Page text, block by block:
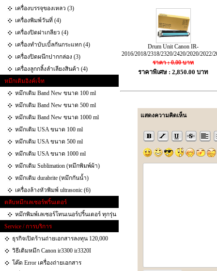
เครื่องบรรจุของเหลว (3)
เครื่องพิมพ์วันที่ (4)
เครื่องปิดฝาเกลียว (4)
เครื่องทำบับเบิ้ลกันกระแทก‎ (4)
เครื่องปิดผนึกปากกล่อง (3)
เครื่องลูกกลิ้งลำเลียงสินค้า (4)
หมึกเติมอิงค์เจ็ท
หมึกเติม Band New ขนาด 100 ml
หมึกเติม Band New ขนาด 500 ml
หมึกเติม Band New ขนาด 1000 ml
หมึกเติม USA ขนาด 100 ml
หมึกเติม USA ขนาด 500 ml
หมึกเติม USA ขนาด 1000 ml
หมึกเติม Sublimation (หมึกพิมพ์ผ้า)
หมึกเติม durabrite (หมึกกันน้ำ)
เครื่องล้างหัวพิมพ์ ultrasonic (6)
ตลับหมึกเลเซอร์พริ้นเตอร์
หมึกพิมพ์เลเซอร์โทนเนอร์ปริ้นเตอร์ ทุกรุ่น
Service / การบริการ
ธุรกิจเปิดร้านถ่ายเอกสารลงทุน 120,000
วิธีเติมหมึก Canon ir3300 ir3320I
โค๊ด Error เครื่องถ่ายเอกสาร
Drum Unit Canon IR-
2016/2018/2318/2320/2420/2020/2022/
ราคา : 0.00 บาท
ราคาพิเศษ : 2,850.00 บาท
แสดงความคิดเห็น